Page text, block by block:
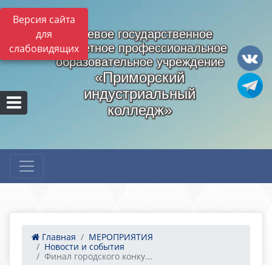
Версия сайта
для
слабовидящих
Краевое государственное
бюджетное профессиональное
образовательное учреждение
«Приморский
индустриальный
колледж»
Главная
МЕРОПРИЯТИЯ
Новости и события
Финал городского конку...